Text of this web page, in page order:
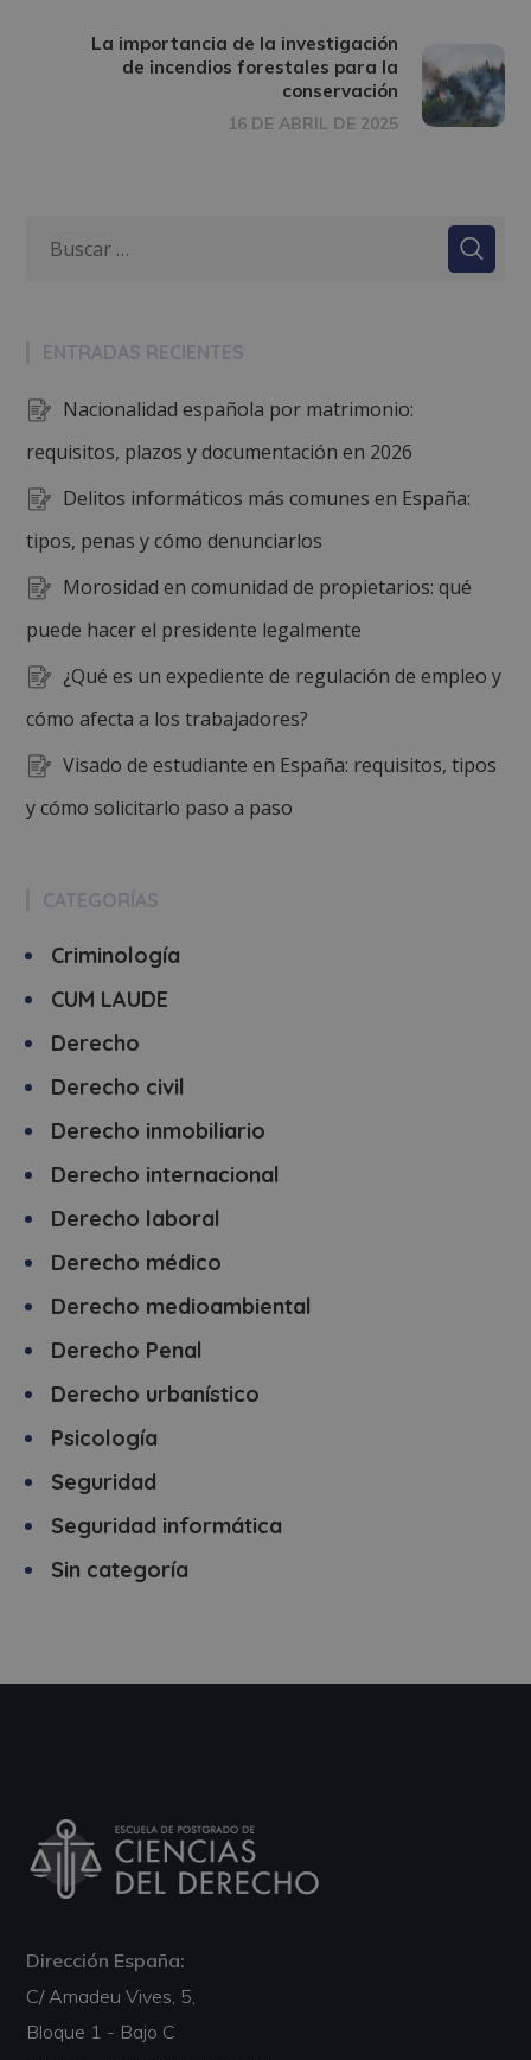
La importancia de la investigación
de incendios forestales para la
conservación
16 DE ABRIL DE 2025
ENTRADAS RECIENTES
Nacionalidad española por matrimonio:
requisitos, plazos y documentación en 2026
Delitos informáticos más comunes en España:
tipos, penas y cómo denunciarlos
Morosidad en comunidad de propietarios: qué
puede hacer el presidente legalmente
¿Qué es un expediente de regulación de empleo y
cómo afecta a los trabajadores?
Visado de estudiante en España: requisitos, tipos
y cómo solicitarlo paso a paso
CATEGORÍAS
Criminología
CUM LAUDE
Derecho
Derecho civil
Derecho inmobiliario
Derecho internacional
Derecho laboral
Derecho médico
Derecho medioambiental
Derecho Penal
Derecho urbanístico
Psicología
Seguridad
Seguridad informática
Sin categoría
Dirección España:
C/ Amadeu Vives, 5,
Bloque 1 - Bajo C